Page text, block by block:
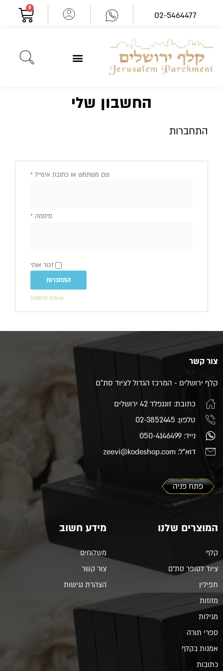
02-5464477
0
עגלת
החשבון שלי
התחברות
שם משתמש או כתובת אימייל *
סיסמה *
זכור אותי
התחברות
איפוס סיסמה
צור קשר
קלף ירושלים - המרכז הגדול לציוד סת"ם
כתובת: זוננפלד 42 ירושלים
טלפון: 02-3852445
נייד: 050-4146499
דוא"ל: zeevi@kodeshop.com
פתח פניה
המוצרים שלנו
קלף
ציוד לסופר סת"ם
תפילין
מזוזות
מגילות
ספרי תורה
אמנות בקלף
כתובות
מידע חשוב
משלוחים
צור קשר
הצהרת נגישות